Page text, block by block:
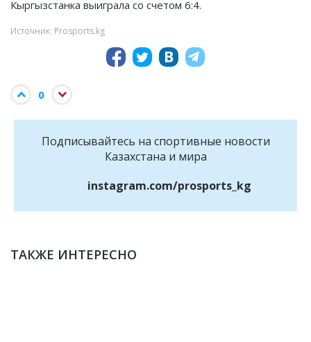
Кыргызстанка выиграла со счетом 6:4.
Источник: Prosports.kg
0
Подписывайтесь на cпортивные новости
Казахстана и мира
instagram.com/prosports_kg
ТАКЖЕ ИНТЕРЕСНО